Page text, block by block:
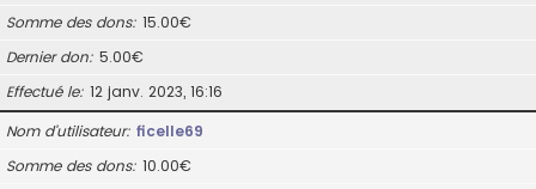
Somme des dons 15.00€
Dernier don 5.00€
Effectué le 12 janv. 2023, 16:16
Nom d’utilisateur ficelle69
Somme des dons 10.00€